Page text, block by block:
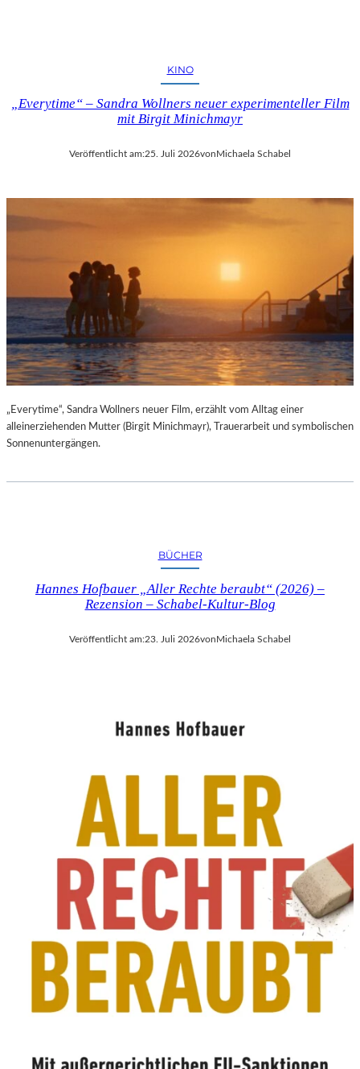
KINO
„Everytime“ – Sandra Wollners neuer experimenteller Film
mit Birgit Minichmayr
Veröffentlicht am:25. Juli 2026von Michaela Schabel
„Everytime“, Sandra Wollners neuer Film, erzählt vom Alltag einer
alleinerziehenden Mutter (Birgit Minichmayr), Trauerarbeit und symbolischen
Sonnenuntergängen.
BÜCHER
Hannes Hofbauer „Aller Rechte beraubt“ (2026) –
Rezension – Schabel-Kultur-Blog
Veröffentlicht am:23. Juli 2026vonMichaela Schabel